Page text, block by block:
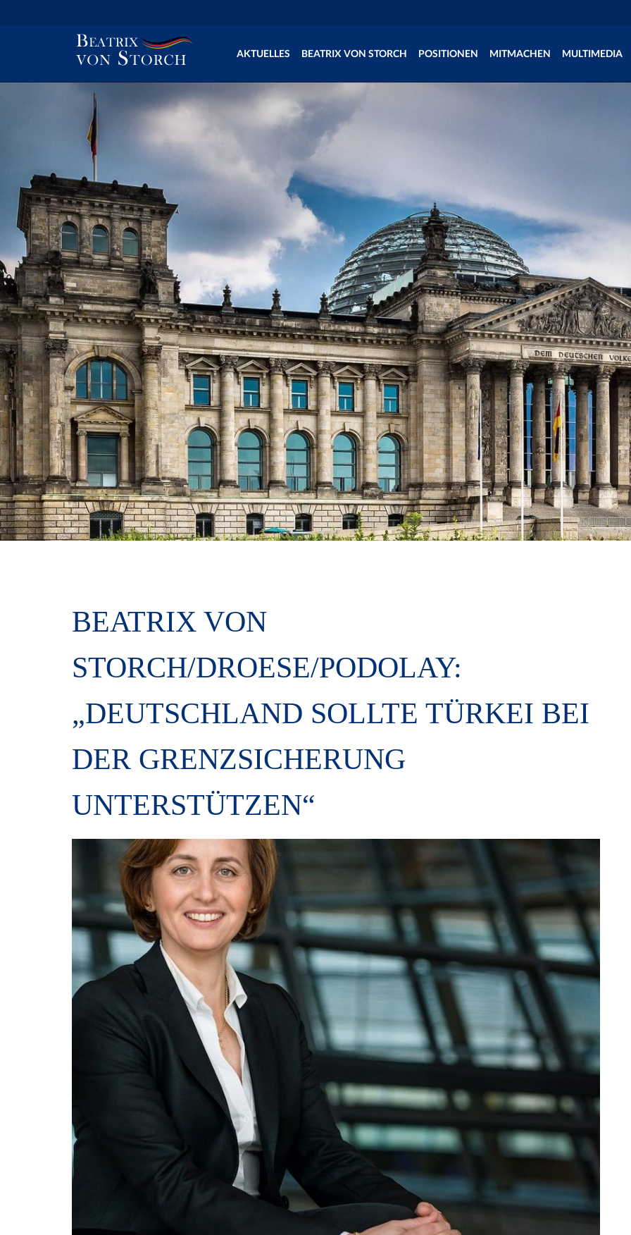
AKTUELLES BEATRIX VON STORCH POSITIONEN MITMACHEN MULTIMEDIA
BEATRIX VON
STORCH/DROESE/PODOLAY:
„DEUTSCHLAND SOLLTE TÜRKEI BEI
DER GRENZSICHERUNG
UNTERSTÜTZEN“